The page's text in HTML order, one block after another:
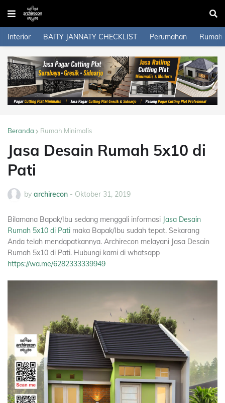
Interior BAITY JANNATY CHECKLIST Perumahan Rumah
Beranda Rumah Minimalis
Jasa Desain Rumah 5x10 di
Pati
by archirecon - Oktober 31, 2019
Bilamana Bapak/Ibu sedang menggali informasi Jasa Desain
Rumah 5x10 di Pati maka Bapak/Ibu sudah tepat. Sekarang
Anda telah mendapatkannya. Archirecon melayani Jasa Desain
Rumah 5x10 di Pati. Hubungi kami di whatsapp
https://wa.me/6282333339949